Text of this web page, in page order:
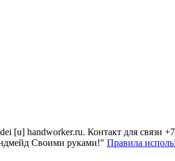
[u] handworker.ru. Контакт для связи
Своими руками!" Правила